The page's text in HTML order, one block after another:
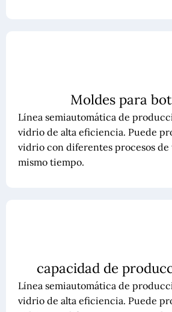
Moldes para
Línea semiautomática de
vidrio de alta eficiencia. Puede
vidrio con diferentes procesos de
mismo tiempo.
capacidad de
Línea semiautomática de
vidrio de alta eficiencia. Puede